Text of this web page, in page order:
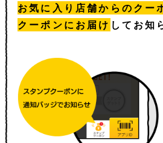
お気に入り店舗からのクー
クーポンにお届け してお知